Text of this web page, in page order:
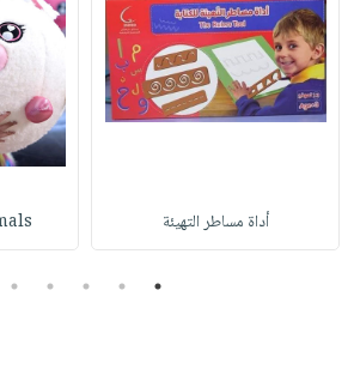
أداة مساطر التھیئة
1
2
3
4
5